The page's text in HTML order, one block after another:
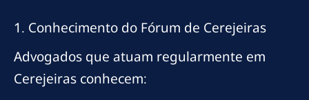
1. Conhecimento do Fórum de Cerejeiras
Advogados que atuam regularmente em
Cerejeiras conhecem: